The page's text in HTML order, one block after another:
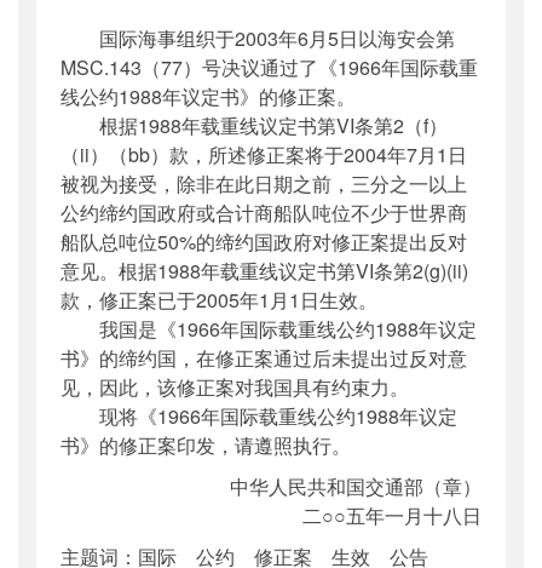
公开日期：2005年01月18日
主题词：
国际 公约 修正案 生效 公告
机构分类：国际合作司
主题分类 ：其他
公文类型
：其他
国际海事组织于2003年6月5日以海安会第
MSC.143（77）号决议通过了《1966年国际载重
线公约1988年议定书》的修正案。
根据1988年载重线议定书第VI条第2（f）
（ii）（bb）款，所述修正案将于2004年7月1日
被视为接受，除非在此日期之前，三分之一以上
公约缔约国政府或合计商船队吨位不少于世界商
船队总吨位50%的缔约国政府对修正案提出反对
意见。根据1988年载重线议定书第VI条第2(g)(ii)
款，修正案已于2005年1月1日生效。
我国是《1966年国际载重线公约1988年议定
书》的缔约国，在修正案通过后未提出过反对意
见，因此，该修正案对我国具有约束力。
现将《1966年国际载重线公约1988年议定
书》的修正案印发，请遵照执行。
中华人民共和国交通部（章）
二○○五年一月十八日
主题词：国际 公约 修正案 生效 公告